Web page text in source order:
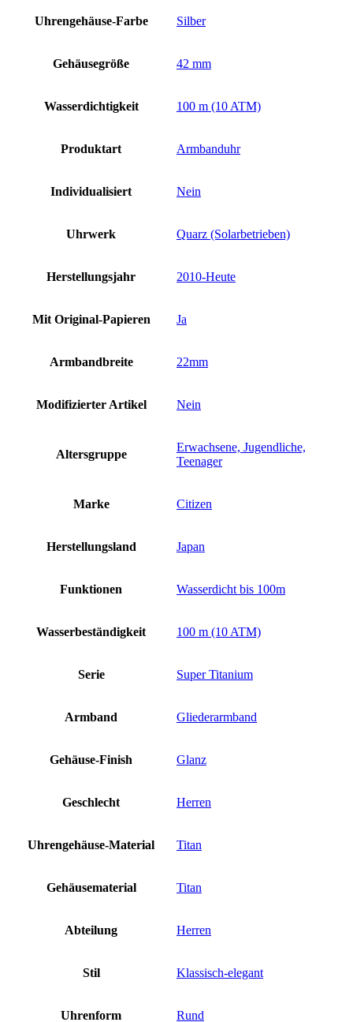
Uhrengehäuse-Farbe Silber
Gehäusegröße 42 mm
Wasserdichtigkeit 100 m (10 ATM)
Produktart Armbanduhr
Individualisiert Nein
Uhrwerk Quarz (Solarbetrieben)
Herstellungsjahr 2010-Heute
Mit Original-Papieren Ja
Armbandbreite 22mm
Modifizierter Artikel Nein
Altersgruppe
Erwachsene, Jugendliche,
Teenager
Marke Citizen
Herstellungsland Japan
Funktionen Wasserdicht bis 100m
Wasserbeständigkeit 100 m (10 ATM)
Serie Super Titanium
Armband Gliederarmband
Gehäuse-Finish Glanz
Geschlecht Herren
Uhrengehäuse-Material Titan
Gehäusematerial Titan
Abteilung Herren
Stil Klassisch-elegant
Uhrenform Rund